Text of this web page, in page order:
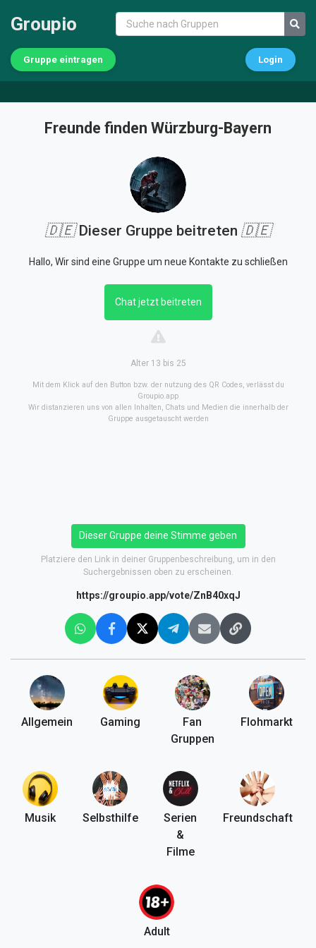
Groupio
Gruppe eintragen Login
Freunde finden Würzburg-Bayern
🇩🇪Dieser Gruppe beitreten 🇩🇪
Hallo, Wir sind eine Gruppe um neue Kontakte zu schließen
Chat jetzt beitreten
Alter 13 bis 25
Mit dem Klick auf den Button bzw. der nutzung des QR Codes, verlässt du
Groupio.app
Wir distanzieren uns von allen Inhalten, Chats und Medien die innerhalb der
Gruppe ausgetauscht werden
Dieser Gruppe deine Stimme geben
Platziere den Link in deiner Gruppenbeschreibung, um in den
Suchergebnissen oben zu erscheinen.
https://groupio.app/vote/ZnB40xqJ
Allgemein Gaming
Fan
Gruppen
Flohmarkt
Musik Selbsthilfe
Serien
&
Filme
Freundschaft
Adult